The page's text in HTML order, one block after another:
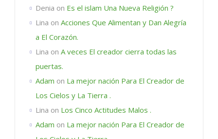
Denia on Es el islam Una Nueva Religión ?
Lina on Acciones Que Alimentan y Dan Alegría
a El Corazón.
Lina on A veces El creador cierra todas las
puertas.
Adam on La mejor nación Para El Creador de
Los Cielos y La Tierra .
Lina on Los Cinco Actitudes Malos .
Adam on La mejor nación Para El Creador de